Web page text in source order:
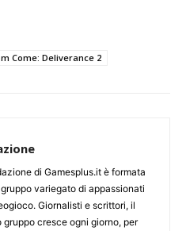
Come: Deliverance 2
di Gamesplus.it è formata
variegato di appassionati
Giornalisti e scrittori, il
gruppo cresce ogni giorno, per